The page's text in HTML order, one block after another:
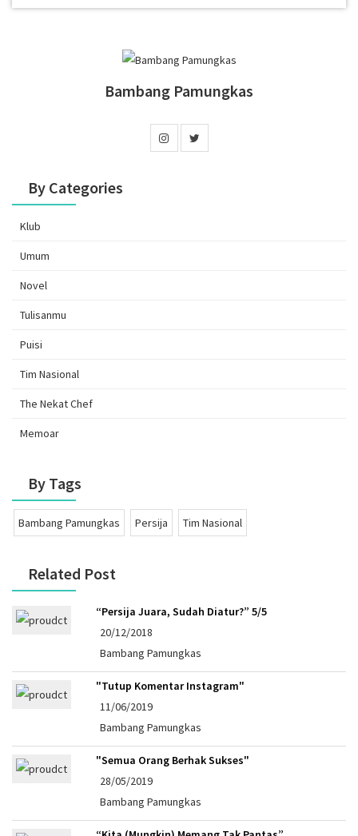
Bambang Pamungkas
By Categories
Klub
Umum
Novel
Tulisanmu
Puisi
Tim Nasional
The Nekat Chef
Memoar
By Tags
Bambang Pamungkas Persija Tim Nasional
Related Post
“Persija Juara, Sudah Diatur?” 5/5
20/12/2018
Bambang Pamungkas
"Tutup Komentar Instagram"
11/06/2019
Bambang Pamungkas
"Semua Orang Berhak Sukses"
28/05/2019
Bambang Pamungkas